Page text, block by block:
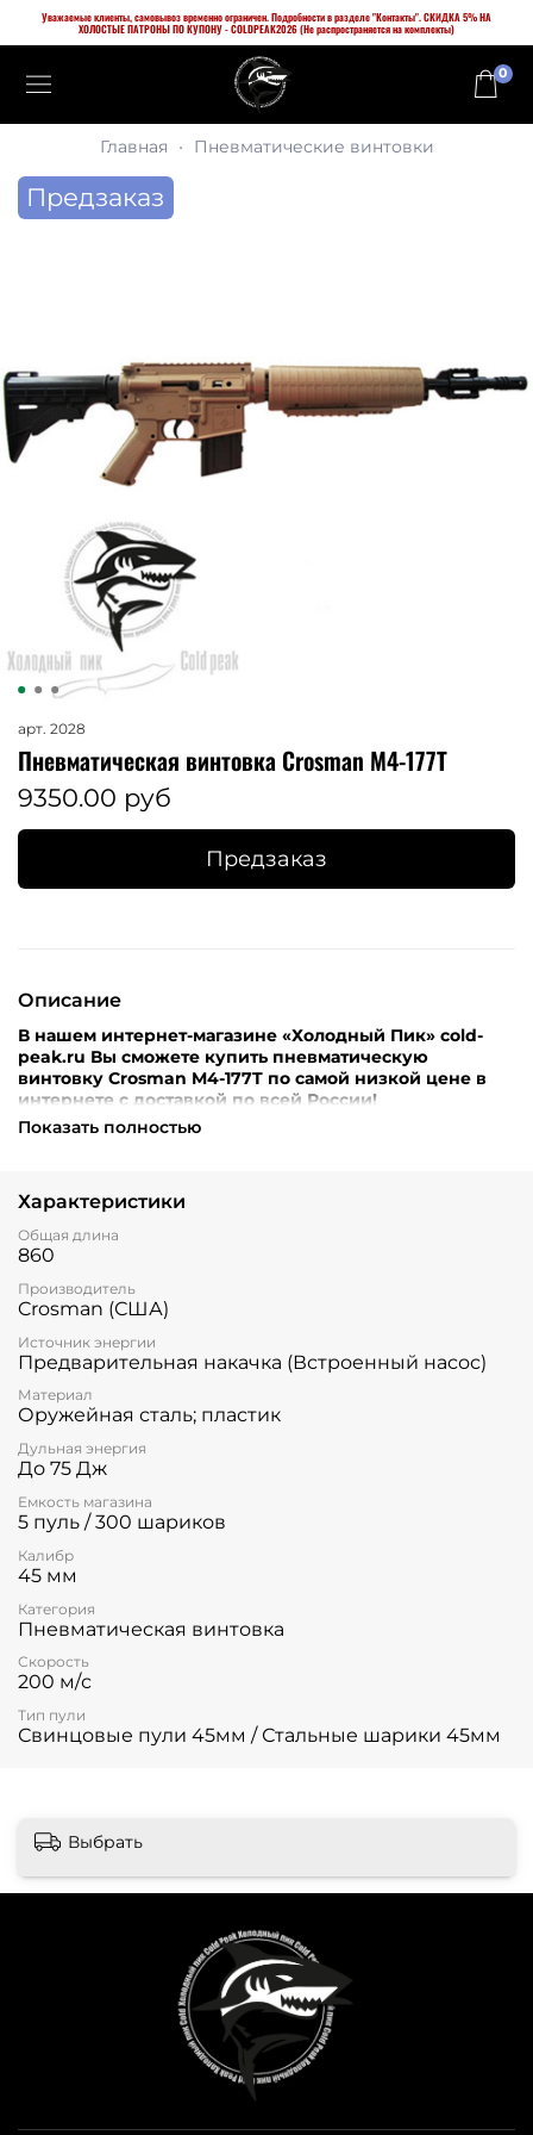
Уважаемые клиенты, самовывоз временно ограничен. Подробности в разделе "Контакты". СКИДКА 5% НА
ХОЛОСТЫЕ ПАТРОНЫ ПО КУПОНУ - COLDPEAK2026 (Не распространяется на комплекты)
0
Главная Пневматические винтовки
Предзаказ
арт. 2028
Пневматическая винтовка Crosman M4-177T
9350.00 руб
Предзаказ
Описание
В нашем интернет-магазине «Холодный Пик» cold-
peak.ru Вы сможете купить пневматическую
винтовку Crosman M4-177T по самой низкой цене в
интернете с доставкой по всей России!
Внимание! Перед оформлением заказа убедительная
48 либо по e-mail: cold-peak@mail.ru
Показать полностью
Характеристики
Общая длина
860
Производитель
Crosman (США)
Источник энергии
Предварительная накачка (Встроенный насос)
Материал
Оружейная сталь; пластик
Дульная энергия
До 75 Дж
Емкость магазина
5 пуль / 300 шариков
Калибр
45 мм
Категория
Пневматическая винтовка
Скорость
200 м/с
Тип пули
Свинцовые пули 45мм / Стальные шарики 45мм
Выбрать